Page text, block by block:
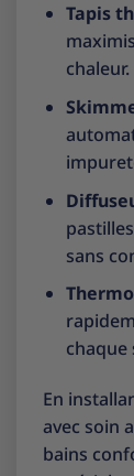
Tapis
chaleur.
sans
chaque
En
avec soin
bains